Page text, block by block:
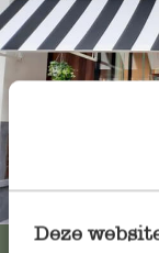
Deze
Alle 62